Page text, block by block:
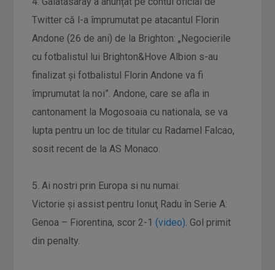
Twitter că l-a împrumutat pe atacantul Florin
Andone (26 de ani) de la Brighton: „Negocierile
cu fotbalistul lui Brighton&Hove Albion s-au
finalizat și fotbalistul Florin Andone va fi
împrumutat la noi”. Andone, care se afla in
cantonament la Mogosoaia cu nationala, se va
lupta pentru un loc de titular cu Radamel Falcao,
sosit recent de la AS Monaco.
5. Ai nostri prin Europa si nu numai:
Victorie şi assist pentru Ionuţ Radu în Serie A:
Genoa – Fiorentina, scor 2-1(video). Gol primit
din penalty.